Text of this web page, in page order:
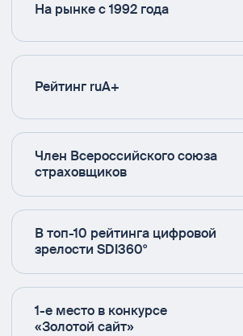
На рынке с 1992 года
Рейтинг ruA+
Член Всероссийского союза
страховщиков
В топ-10 рейтинга цифровой
зрелости SDI360°
1-е место в конкурсе
«Золотой сайт»